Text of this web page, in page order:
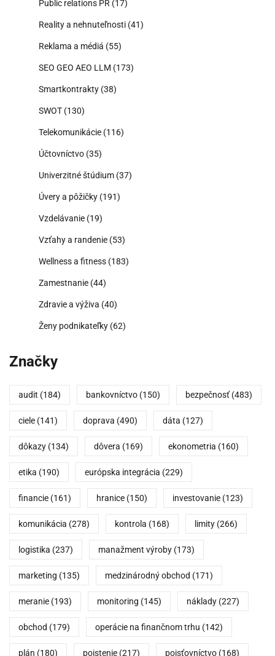
Public relations PR (17)
Reality a nehnuteľnosti (41)
Reklama a médiá (55)
SEO GEO AEO LLM (173)
Smartkontrakty (38)
SWOT (130)
Telekomunikácie (116)
Účtovníctvo (35)
Univerzitné štúdium (37)
Úvery a pôžičky (191)
Vzdelávanie (19)
Vzťahy a randenie (53)
Wellness a fitness (183)
Zamestnanie (44)
Zdravie a výživa (40)
Ženy podnikateľky (62)
Značky
audit (184) bankovníctvo (150) bezpečnosť (483)
ciele (141) doprava (490) dáta (127)
dôkazy (134) dôvera (169) ekonometria (160)
etika (190) európska integrácia (229)
financie (161) hranice (150) investovanie (123)
komunikácia (278) kontrola (168) limity (266)
logistika (237) manažment výroby (173)
marketing (135) medzinárodný obchod (171)
meranie (193) monitoring (145) náklady (227)
obchod (179) operácie na finančnom trhu (142)
plán (180) poistenie (217) poisťovníctvo (168)